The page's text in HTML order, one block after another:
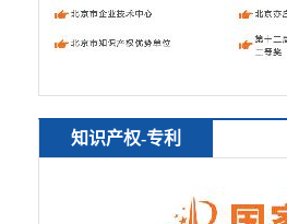
知识产权-专利